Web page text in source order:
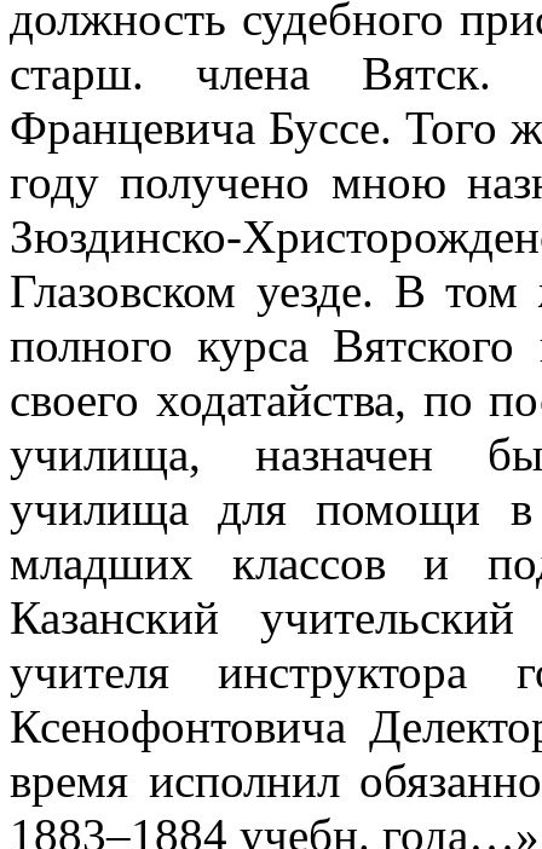
должность судебного
старш. члена Вятск.
Францевича Буссе. Того
году получено мною
Зюздинско-
Глазовском уезде. В
полного курса Вятского
своего ходатайства, по
училища, назначен
училища для помощи в
младших классов и
Казанский
учителя инструктора
Ксенофонтовича
время исполнил
1883–1884 учебн.